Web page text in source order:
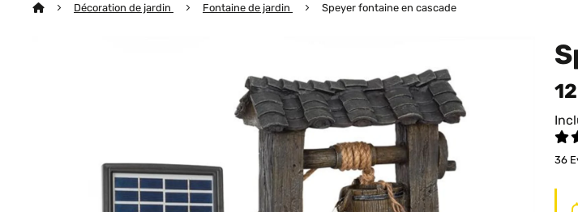
Décoration de jardin Fontaine de jardin Speyer fontaine en cascade
36